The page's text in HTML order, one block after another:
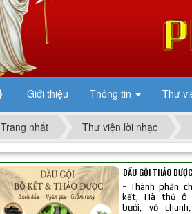
Giới thiệu Thông tin Thư
Trang nhất Thư viện lời nhạc